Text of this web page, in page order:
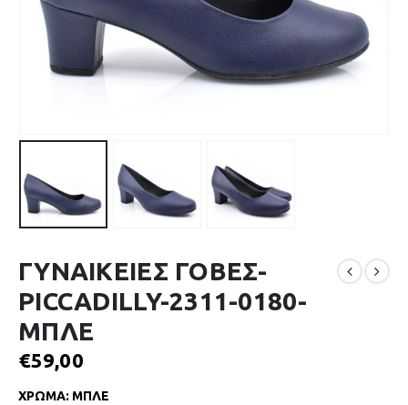
ΓΥΝΑΙΚΕΙΕΣ ΓΟΒΕΣ-
PICCADILLY-2311-0180-
ΜΠΛΕ
€59,00
ΧΡΩΜΑ: ΜΠΛΕ